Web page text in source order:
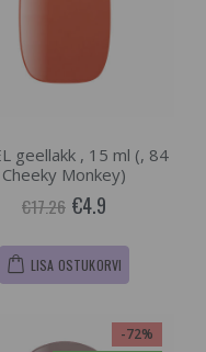
geellakk , 15 ml (, 84
Cheeky Monkey)
€17.26 €4.9
LISA OSTUKORVI
-72%